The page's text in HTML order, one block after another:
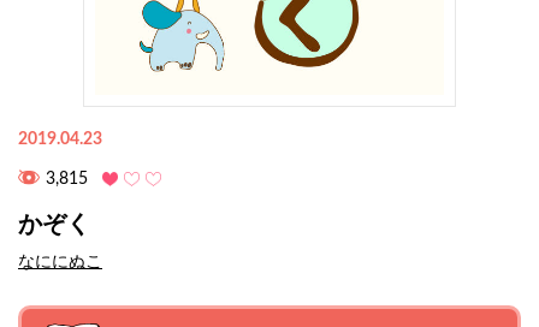
2019.04.23
3,815
かぞく
なににぬこ